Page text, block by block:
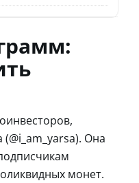
Она
монет.